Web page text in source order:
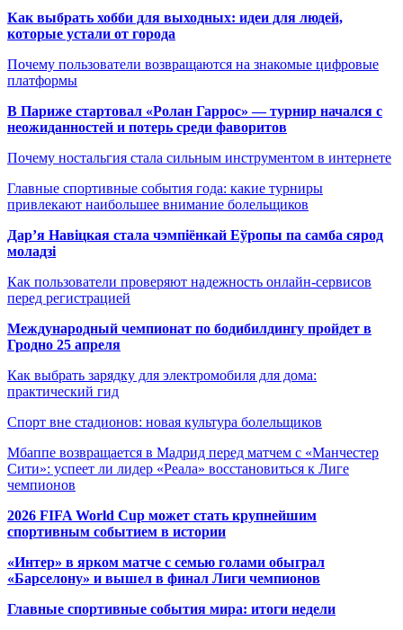
Как выбрать хобби для выходных: идеи для людей,
которые устали от города
Почему пользователи возвращаются на знакомые цифровые
платформы
В Париже стартовал «Ролан Гаррос» — турнир начался с
неожиданностей и потерь среди фаворитов
Почему ностальгия стала сильным инструментом в интернете
Главные спортивные события года: какие турниры
привлекают наибольшее внимание болельщиков
Дар’я Навіцкая стала чэмпіёнкай Еўропы па самба сярод
моладзі
Как пользователи проверяют надежность онлайн-сервисов
перед регистрацией
Международный чемпионат по бодибилдингу пройдет в
Гродно 25 апреля
Как выбрать зарядку для электромобиля для дома:
практический гид
Спорт вне стадионов: новая культура болельщиков
Мбаппе возвращается в Мадрид перед матчем с «Манчестер
Сити»: успеет ли лидер «Реала» восстановиться к Лиге
чемпионов
2026 FIFA World Cup может стать крупнейшим
спортивным событием в истории
«Интер» в ярком матче с семью голами обыграл
«Барселону» и вышел в финал Лиги чемпионов
Главные спортивные события мира: итоги недели